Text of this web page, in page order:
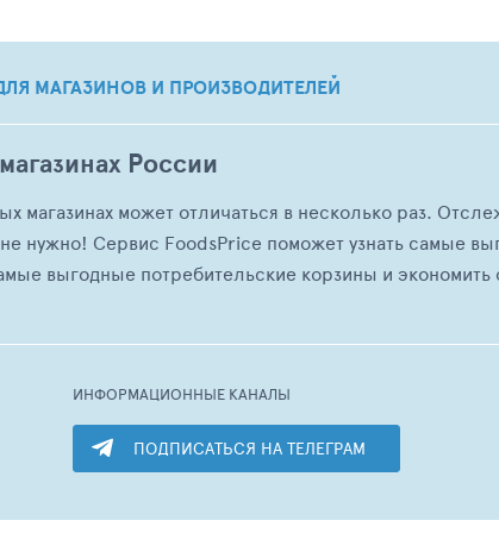
МАГАЗИНОВ И ПРОИЗВОДИТЕЛЕЙ
России
магазинах может отличаться в несколько раз.
нужно! Сервис FoodsPrice поможет узнать самые
выгодные потребительские корзины и экономить
ИНФОРМАЦИОННЫЕ КАНАЛЫ
ПОДПИСАТЬСЯ НА ТЕЛЕГРАМ